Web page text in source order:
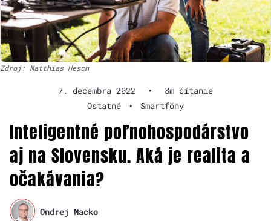
Zdroj: Matthias Hesch
7. decembra 2022 •
8m čítanie
Ostatné
• Smartfóny
Inteligentné poľnohospodárstvo
aj na Slovensku. Aká je realita a
očakávania?
Ondrej Macko